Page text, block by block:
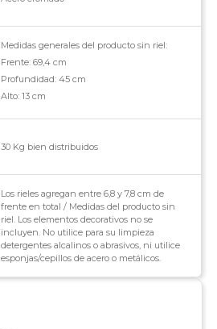
Medidas generales del producto sin riel:
Frente: 69,4 cm
Profundidad: 45 cm
Alto: 13 cm
30 Kg bien distribuidos
Los rieles agregan entre 6,8 y 7,8 cm de
frente en total / Medidas del producto sin
riel. Los elementos decorativos no se
incluyen. No utilice para su limpieza
detergentes alcalinos o abrasivos, ni utilice
esponjas/cepillos de acero o metálicos.